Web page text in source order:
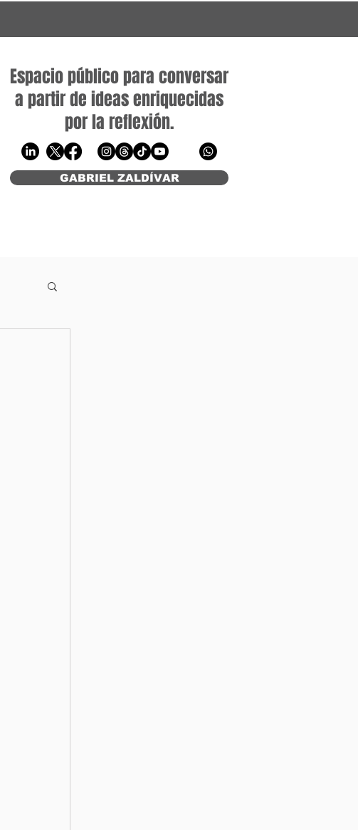
gabrielzaldivar@gzcomunicacion.mx
Espacio público para conversar
a partir de ideas enriquecidas
por la reflexión.
GABRIEL ZALDÍVAR